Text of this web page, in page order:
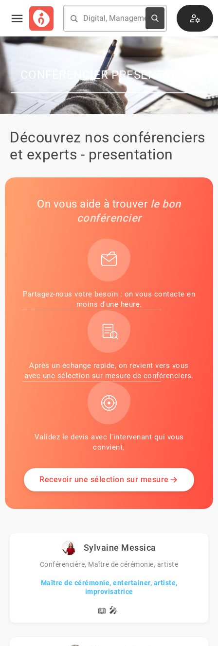
CONFÉRENCIER PRESENTATION
Découvrez nos conférenciers
et experts - presentation
On vous aide à trouver le bon
conférencier
Partagez-nous votre besoin : on vous contacte en
moins d'une heure.
Après un échange rapide, on revient vers vous
avec une sélection sur mesure de conférenciers.
Validez le devis avec l'intervenant qui vous
convient.
Recevoir une sélection sur mesure
Sylvaine Messica
Conférencière, Maître de cérémonie, artiste
Maître de cérémonie, entertainer, artiste,
improvisatrice
📖 🎤